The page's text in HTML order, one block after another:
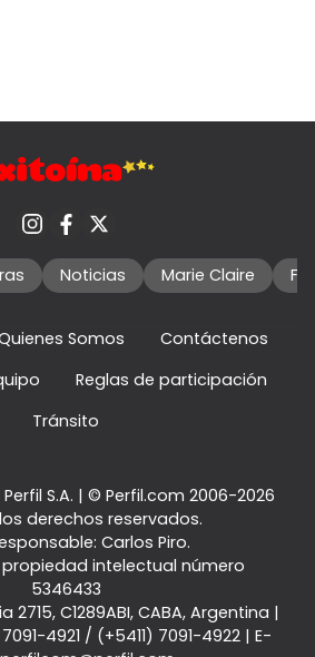
Noticias Marie Claire
Somos
Contáctenos
Reglas de participación
Tránsito
S.A. | © Perfil.com 2006-2026
derechos reservados.
Carlos Piro.
intelectual número
5346433
2715, C1289ABI, CABA, Argentina |
4921 / (+5411) 7091-4922| E-